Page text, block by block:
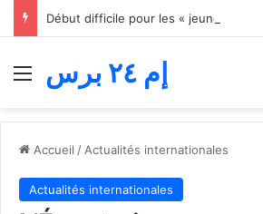
Menu إم ٢٤ برس
Accueil / Actualités internationales
Actualités internationales